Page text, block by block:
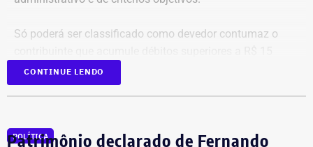
concentrada em imóveis. O deputado informou possuir
dois apartamentos, avaliados em R$ 1,62 milhão, que
A declaração também inclui aproximadamente R$ 679
Só poderá ser classificado como devedor contumaz o
milhões, em valor superior ao patrimônio conhecido, além
de manter irregularidades no recolhimento do ICMS por,
CONTINUE LENDO
POLÍTICA
Patrimônio declarado de Fernando